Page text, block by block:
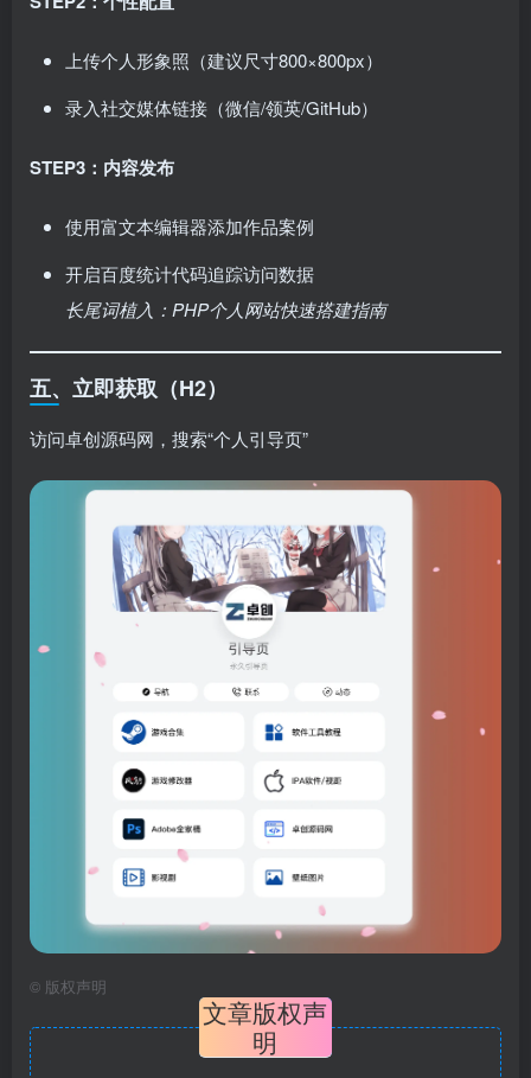
上传个人形象照（建议尺寸800×800px）
录入社交媒体链接（微信/领英/GitHub）
STEP3：内容发布
使用富文本编辑器添加作品案例
开启百度统计代码追踪访问数据
长尾词植入：PHP个人网站快速搭建指南
五、立即获取（H2）
访问卓创源码网，搜索“个人引导页”
© 版权声明
文章版权声
明